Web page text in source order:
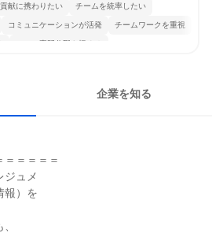
献に携わりたい チームを統率したい
コミュニケーションが活発 チームワークを重視
一つの専門分野を極める
企業を知る
＝＝＝＝＝
ジュメ
報）を